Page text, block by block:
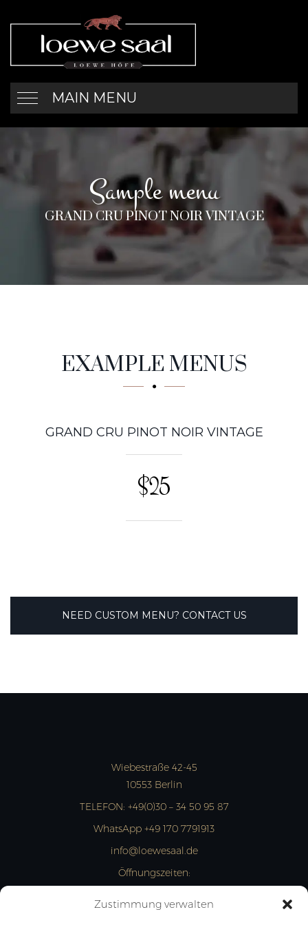
Zustimmung verwalten
MAIN MENU
Sample menu
GRAND CRU PINOT NOIR VINTAGE
EXAMPLE MENUS
GRAND CRU PINOT NOIR VINTAGE
$25
NEED CUSTOM MENU? CONTACT US
Wiebestraße 42-45
10553 Berlin
TELEFON: +49(0)30 – 34 50 95 87
WhatsApp +49 170 7791913
info@loewesaal.de
Öffnungszeiten: